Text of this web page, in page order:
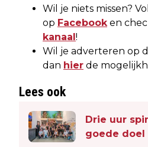
Wil je niets missen?
op Facebooken
kanaal!
Wil je adverteren op
dan hier de
Lees ook
Drie uur
goede doel